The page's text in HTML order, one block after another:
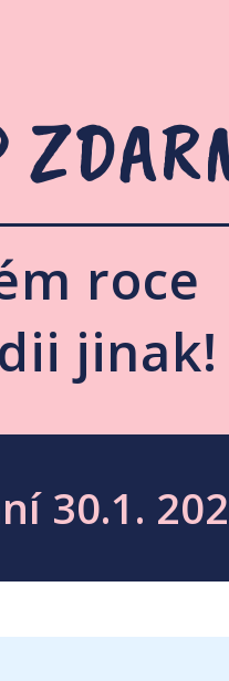
roce
jinak!
30.1.